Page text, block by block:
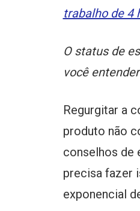
trabalho de 4
O status de
você
Regurgitar a
produto não
conselhos de
precisa fazer
exponencial